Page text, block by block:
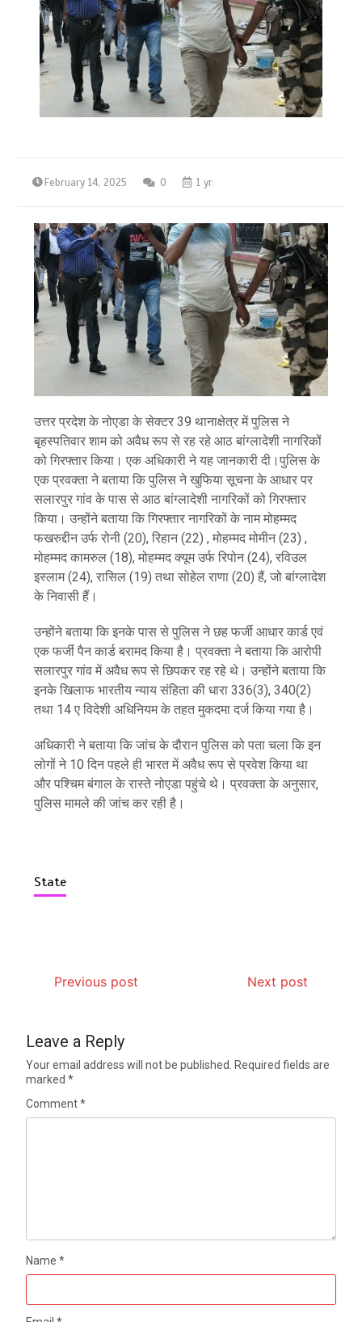
February 14, 2025 0 1 yr
उत्तर प्रदेश के नोएडा के सेक्टर 39 थानाक्षेत्र में पुलिस ने
बृहस्पतिवार शाम को अवैध रूप से रह रहे आठ बांग्लादेशी नागरिकों
को गिरफ्तार किया। एक अधिकारी ने यह जानकारी दी।पुलिस के
एक प्रवक्ता ने बताया कि पुलिस ने खुफिया सूचना के आधार पर
सलारपुर गांव के पास से आठ बांग्लादेशी नागरिकों को गिरफ्तार
किया। उन्होंने बताया कि गिरफ्तार नागरिकों के नाम मोहम्मद
फखरुद्दीन उर्फ रोनी (20), रिहान (22) , मोहम्मद मोमीन (23) ,
मोहम्मद कामरुल (18), मोहम्मद क्यूम उर्फ रिपोन (24), रविउल
इस्लाम (24), रासिल (19) तथा सोहेल राणा (20) हैं, जो बांग्लादेश
के निवासी हैं।
उन्होंने बताया कि इनके पास से पुलिस ने छह फर्जी आधार कार्ड एवं
एक फर्जी पैन कार्ड बरामद किया है। प्रवक्ता ने बताया कि आरोपी
सलारपुर गांव में अवैध रूप से छिपकर रह रहे थे। उन्होंने बताया कि
इनके खिलाफ भारतीय न्याय संहिता की धारा 336(3), 340(2)
तथा 14 ए विदेशी अधिनियम के तहत मुकदमा दर्ज किया गया है।
अधिकारी ने बताया कि जांच के दौरान पुलिस को पता चला कि इन
लोगों ने 10 दिन पहले ही भारत में अवैध रूप से प्रवेश किया था
और पश्चिम बंगाल के रास्ते नोएडा पहुंचे थे। प्रवक्ता के अनुसार,
पुलिस मामले की जांच कर रही है।
State
Previous post Next post
Leave a Reply
Your email address will not be published.
Required fields are
marked*
Comment*
Name*